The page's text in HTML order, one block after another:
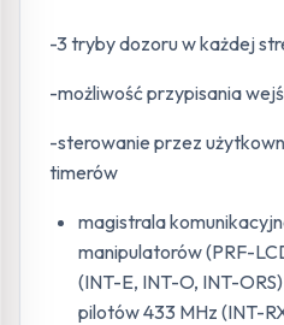
-3 tryby dozoru w każdej
-możliwość przypisania
-sterowanie przez
timerów
magistrala
manipulatorów (PRF-
(INT-E, INT-O, INT-
pilotów 433 MHz (INT-